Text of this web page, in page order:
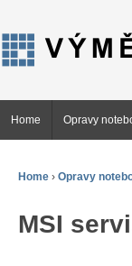
Home Opravy
Home › Opravy
MSI